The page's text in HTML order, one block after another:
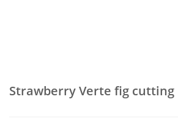
Strawberry Verte fig cutting